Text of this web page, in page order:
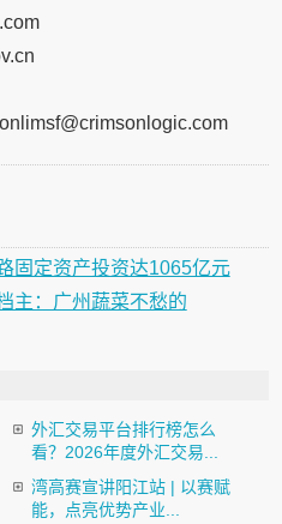
固定资产投资达1065亿元
主：广州蔬菜不愁的
外汇交易平台排行榜怎么
看？2026年度外汇交易...
湾高赛宣讲阳江站 | 以赛赋
能，点亮优势产业...